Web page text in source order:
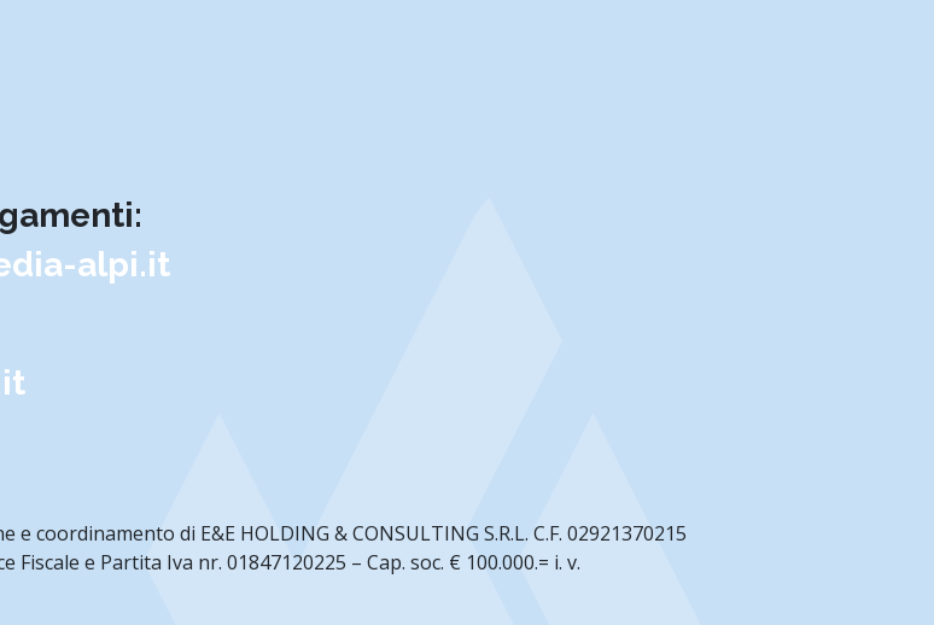
alpi.it
coordinamento di E&E HOLDING & CONSULTING S.R.L. C.F. 02921370215
e Partita Iva nr. 01847120225 – Cap. soc. € 100.000.= i. v.